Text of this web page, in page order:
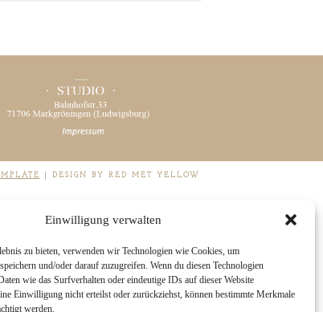
Einwilligung verwalten
zu bieten, verwenden wir Technologien wie Cookies, um
und/oder darauf zuzugreifen. Wenn du diesen Technologien
wie das Surfverhalten oder eindeutige IDs auf dieser Website
Einwilligung nicht erteilst oder zurückziehst, können bestimmte Merkmale
werden.
DESIGN BY RED MET YELLOW